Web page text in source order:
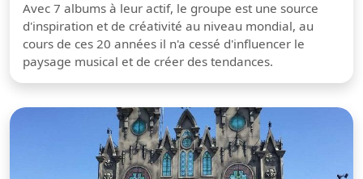
Avec 7 albums à leur actif, le groupe est une source
d'inspiration et de créativité au niveau mondial, au
cours de ces 20 années il n'a cessé d'influencer le
paysage musical et de créer des tendances.